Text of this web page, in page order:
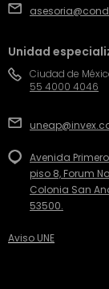
Unidad
Ciudad de
55 4000 4046
Avenida
piso 8, Forum
Colonia San
53500.
Aviso UNE